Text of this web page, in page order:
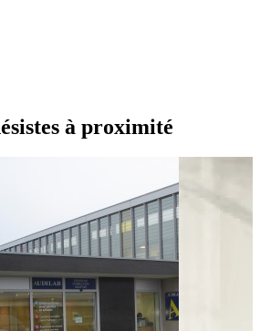
©OpenStreetMapcontributors
à proximité